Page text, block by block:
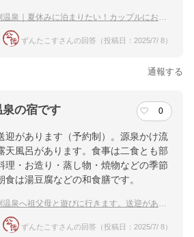
泉｜夏休みに泊まりたい！カップルにおすすめな宿は？
ずんたこすさんの回答（投稿日：2025/7/ 8）
通報する
の宿です 0
迎があります（予約制）。源泉かけ流
天風呂があります。食事は二食とも部
理・お造り・蒸し物・焼物などの季節
は湯豆腐などの和食膳です。
泉へ祖父母と遊びに行きます。送迎がある宿はありますか
ずんたこすさんの回答（投稿日：2025/7/ 8）